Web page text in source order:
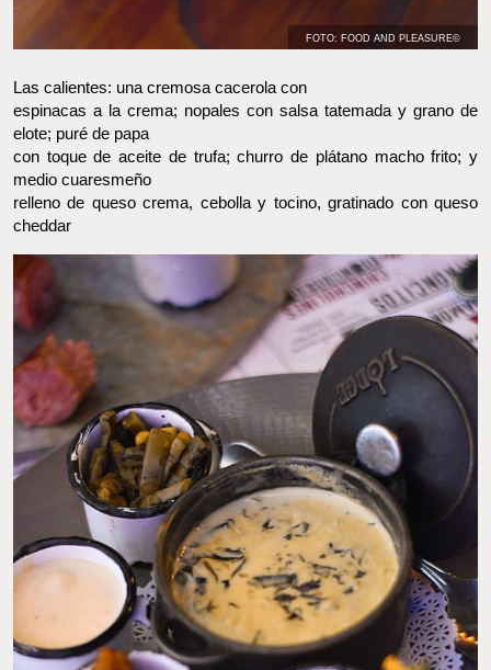
FOTO: FOOD AND PLEASURE©
Las calientes: una cremosa cacerola con
espinacas a la crema; nopales con salsa tatemada y grano de
elote; puré de papa
con toque de aceite de trufa; churro de plátano macho frito; y
medio cuaresmeño
relleno de queso crema, cebolla y tocino, gratinado con queso
cheddar